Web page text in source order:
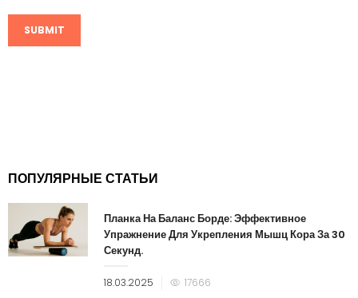
ПОПУЛЯРНЫЕ СТАТЬИ
Планка На Баланс Борде: Эффективное
Упражнение Для Укрепления Мышц Кора За 30
Секунд.
18.03.2025 17666